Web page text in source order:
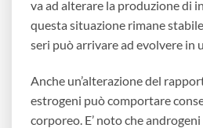
va ad alterare la produzione di
questa situazione rimane
seri può arrivare ad evolvere in
Anche un’alterazione del
estrogeni può comportare
corporeo. E’ noto che